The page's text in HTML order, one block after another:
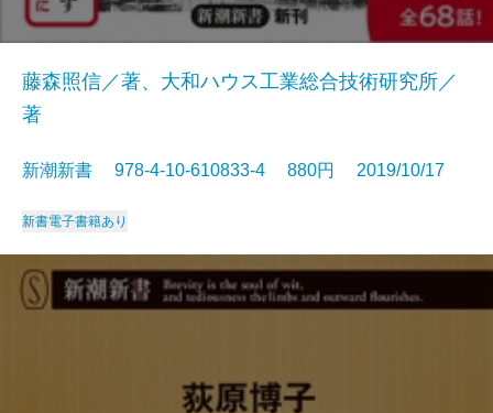
藤森照信／著、大和ハウス工業総合技術研究所／
著
新潮新書 978-4-10-610833-4 880円 2019/10/17
新書電子書籍あり